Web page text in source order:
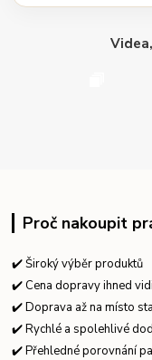
Proč nakoupit
✔️ Široký výběr produktů
✔️ Cena dopravy ihned
✔️ Doprava až na místo
✔️ Rychlé a spolehlivé
✔️ Přehledné porovnání